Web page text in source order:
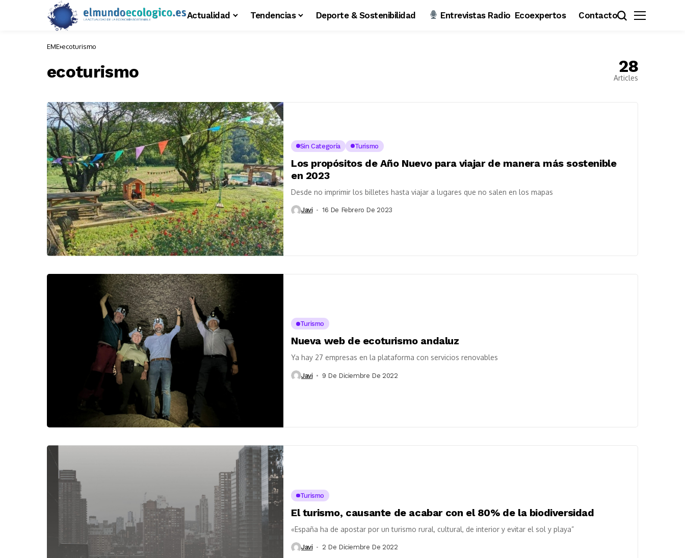
Actualidad Tendencias Deporte & Sostenibilidad Entrevistas Radio Ecoexpertos Contacto
EME ecoturismo
ecoturismo 28
Articles
Sin Categoría Turismo
Los propósitos de Año Nuevo para viajar de manera más sostenible
en 2023
Desde no imprimir los billetes hasta viajar a lugares que no salen en los mapas
Javi 16 De Febrero De 2023
Turismo
Nueva web de ecoturismo andaluz
Ya hay 27 empresas en la plataforma con servicios renovables
Javi 9 De Diciembre De 2022
Turismo
El turismo, causante de acabar con el 80% de la biodiversidad
«España ha de apostar por un turismo rural, cultural, de interior y evitar el sol y playa”
Javi 2 De Diciembre De 2022